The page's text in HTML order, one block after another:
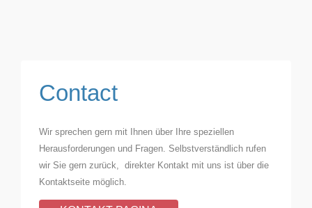
Contact
Wir sprechen gern mit Ihnen über Ihre speziellen
Herausforderungen und Fragen. Selbstverständlich rufen
wir Sie gern zurück, direkter Kontakt mit uns ist über die
Kontaktseite möglich.